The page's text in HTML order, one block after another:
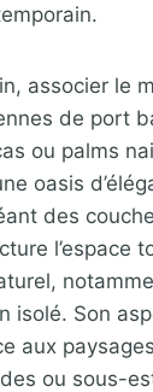
associer le
de port
ou palms
oasis
des
l’espace
isolé. Son
aux
ou sous-